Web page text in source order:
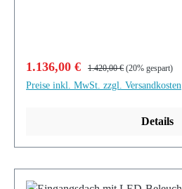
Verkaufspreis:
1.136,00 € Regulärer Preis:
1.420,00 € (20% gespart)
Preise inkl. MwSt. zzgl. Versandkosten
Details